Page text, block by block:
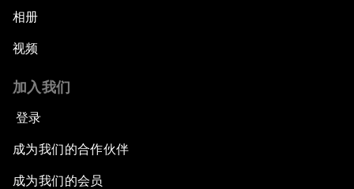
相册
视频
加入我们
登录
成为我们的合作伙伴
成为我们的会员